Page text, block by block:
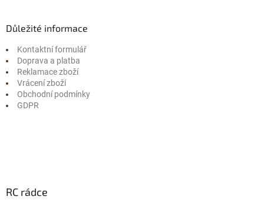
Důležité informace
Kontaktní formulář
Doprava a platba
Reklamace zboží
Vrácení zboží
Obchodní podmínky
GDPR
RC rádce